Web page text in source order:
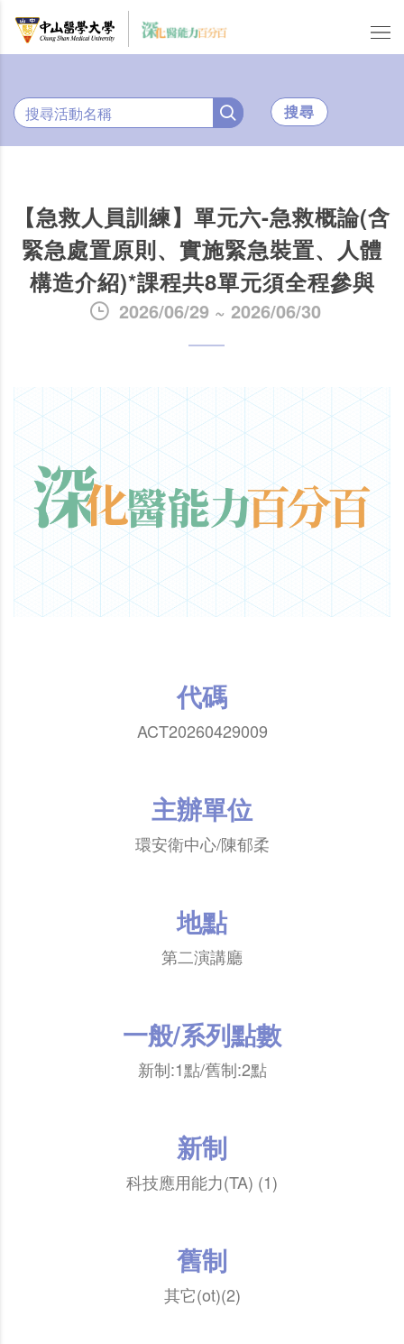
搜尋
【急救人員訓練】單元六-急救概論(含
緊急處置原則、實施緊急裝置、人體
構造介紹)*課程共8單元須全程參與
2026/06/29 ~ 2026/06/30
代碼
ACT20260429009
主辦單位
環安衛中心/陳郁柔
地點
第二演講廳
一般/系列點數
新制:1點/舊制:2點
新制
科技應用能力(TA) (1)
舊制
其它(ot)(2)